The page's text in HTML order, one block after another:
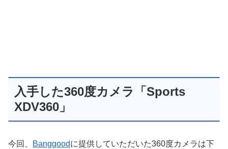
入手した360度カメラ「Sports
XDV360」
今回、 Banggoodに提供していただいた360度カメラは下